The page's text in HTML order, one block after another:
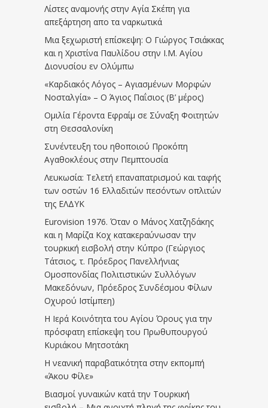
Λίστες αναμονής στην Αγία Σκέπη για
απεξάρτηση απο τα ναρκωτικά
Μια ξεχωριστή επίσκεψη: Ο Γιώργος Τσιάκκας
και η Χριστίνα Παυλίδου στην Ι.Μ. Αγίου
Διονυσίου εν Ολύμπω
«Καρδιακός Λόγος – Αγιασμένων Μορφών
Νοσταλγία» – Ο Άγιος Παΐσιος (Β’ μέρος)
Ομιλία Γέροντα Εφραίμ σε Σύναξη Φοιτητών
στη Θεσσαλονίκη
Συνέντευξη του ηθοποιού Προκόπη
Αγαθοκλέους στην Πεμπτουσία
Λευκωσία: Τελετή επαναπατρισμού και ταφής
των οστών 16 Ελλαδιτών πεσόντων οπλιτών
της ΕΛΔΥΚ
Eurovision 1976. Όταν ο Μάνος Χατζηδάκης
και η Μαρίζα Κοχ κατακεραύνωσαν την
τουρκική εισβολή στην Κύπρο (Γεώργιος
Τάτσιος, τ. Πρόεδρος Πανελλήνιας
Ομοσπονδίας Πολιτιστικών Συλλόγων
Μακεδόνων, Πρόεδρος Συνδέσμου Φίλων
Οχυρού Ιστίμπεη)
Η Ιερά Κοινότητα του Αγίου Όρους για την
πρόσφατη επίσκεψη του Πρωθυπουργού
Κυριάκου Μητσοτάκη
Η νεανική παραβατικότητα στην εκπομπή
«Άκου Φίλε»
Βιασμοί γυναικών κατά την Τουρκική